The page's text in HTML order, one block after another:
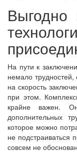
Выгодно
На пути к
немало
на скорость
при этом.
крайне важен.
дополнительных
которое можно
не подстраиваться
совсем не